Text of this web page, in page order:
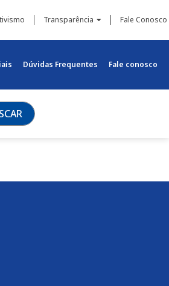
Transparência Fale Conosco
Dúvidas Frequentes Fale conosco